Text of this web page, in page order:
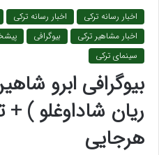
اخبار رسانه ترکی اخبار رسانه ترکی
اخبار مشاهیر ترکی
بیوگرافی
سینمای ترکی
بیوگرافی ابرو
ریان شاداوغلو ) +
هرجایی